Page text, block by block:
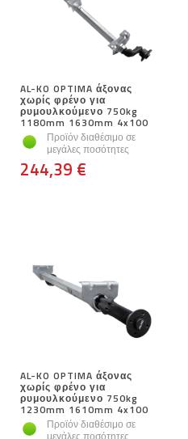
AL-KO OPTIMA άξονας
χωρίς φρένο για
ρυμουλκούμενο 750kg
1180mm 1630mm 4x100
Προϊόν διαθέσιμο σε
μεγάλες ποσότητες
244,39 €
AL-KO OPTIMA άξονας
χωρίς φρένο για
ρυμουλκούμενο 750kg
1230mm 1610mm 4x100
Προϊόν διαθέσιμο σε